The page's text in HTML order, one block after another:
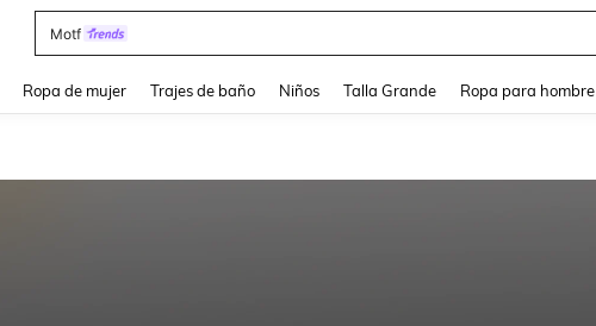
Motf
Ropa de mujer Trajes de baño Niños Talla Grande Ropa para hombre